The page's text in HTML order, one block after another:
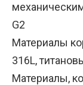
G2
Материалы
316L,
Материалы,